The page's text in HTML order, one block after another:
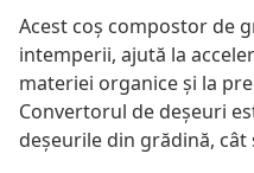
Acest coș compostor de
intemperii, ajută la
materiei organice și la
Convertorul de deșeuri
deșeurile din grădină,